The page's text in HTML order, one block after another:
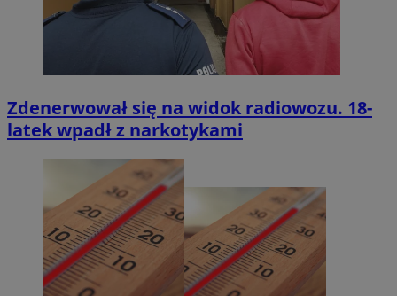
Zdenerwował się na widok radiowozu. 18-
latek wpadł z narkotykami